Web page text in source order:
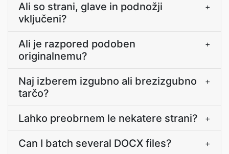
Ali so strani, glave in podnožji
vključeni?
+
Ali je razpored podoben
originalnemu?
+
Naj izberem izgubno ali brezizgubno
tarčo?
+
Lahko preobrnem le nekatere strani? +
Can I batch several DOCX files? +